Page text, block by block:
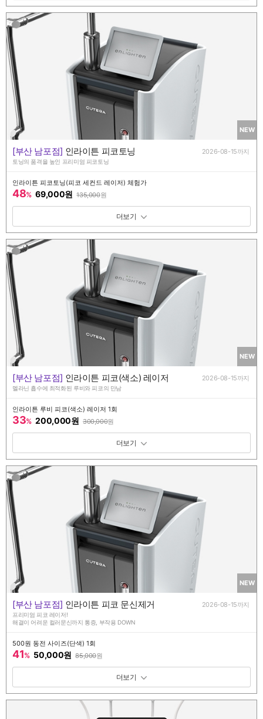
NEW
[부산 남포점] 인라이튼 피코토닝 2026-08-15까지
토닝의 품격을 높인 프리미엄 피코토닝
인라이튼 피코토닝(피코 세컨드 레이저) 체험가
48% 69,000원 135,000원
패키지 보기 토글
NEW
[부산 남포점] 인라이튼 피코(색소) 레이저 2026-08-15까지
멜라닌 흡수에 최적화된 루비와 피코의 만남
인라이튼 루비 피코(색소) 레이저 1회
33% 200,000원 300,000원
패키지 보기 토글
NEW
[부산 남포점] 인라이튼 피코 문신제거 2026-08-15까지
프리미엄 피코 레이저!
해결이 어려운 컬러문신까지 통증, 부작용 DOWN
500원 동전 사이즈(단색) 1회
41% 50,000원 85,000원
패키지 보기 토글